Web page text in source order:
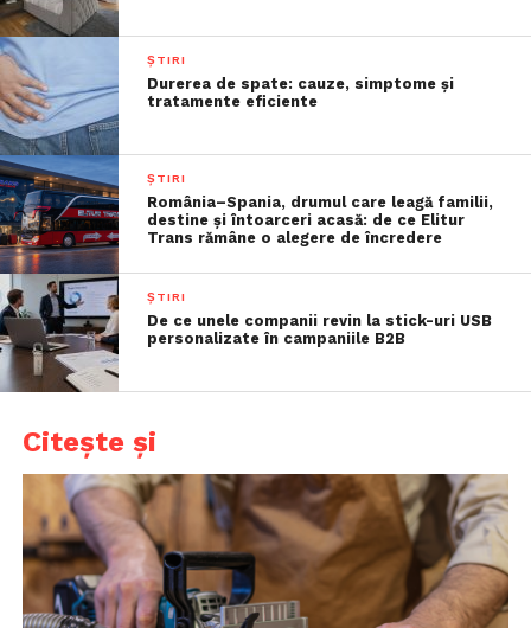
ȘTIRI
Durerea de spate: cauze, simptome și
tratamente eficiente
ȘTIRI
România–Spania, drumul care leagă familii,
destine și întoarceri acasă: de ce Elitur
Trans rămâne o alegere de încredere
ȘTIRI
De ce unele companii revin la stick-uri USB
personalizate în campaniile B2B
Citește și